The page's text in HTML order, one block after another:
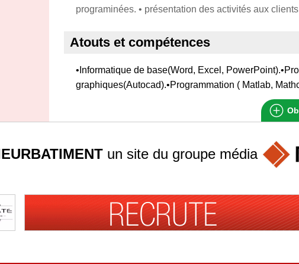
programinées. • présentation des activités aux
Atouts et compétences
•Informatique de base(Word, Excel,
graphiques(Autocad).•Programmation ( Matlab,
un site du groupe média